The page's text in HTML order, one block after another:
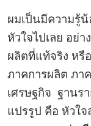
ผมเป็นมีความรู้
หัวใจไปเลย อย่า
ผลิตที่แท้จริง หรื
ภาคการผลิต ภา
เศรษฐกิจ ฐานร
แปรรูป คือ หัวใ